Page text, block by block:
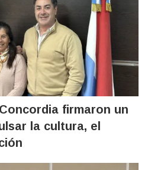
firmaron un
la cultura, el